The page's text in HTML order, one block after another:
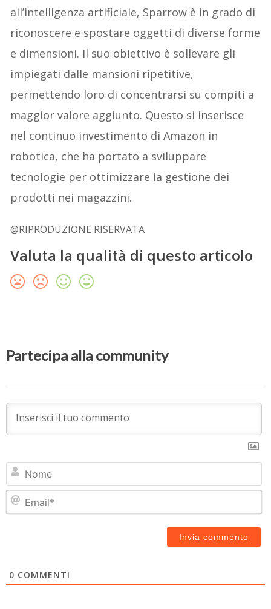
all’intelligenza artificiale, Sparrow è in grado di
riconoscere e spostare oggetti di diverse forme
e dimensioni. Il suo obiettivo è sollevare gli
impiegati dalle mansioni ripetitive,
permettendo loro di concentrarsi su compiti a
maggior valore aggiunto. Questo si inserisce
nel continuo investimento di Amazon in
robotica, che ha portato a sviluppare
tecnologie per ottimizzare la gestione dei
prodotti nei magazzini.
@RIPRODUZIONE RISERVATA
Valuta la qualità di questo articolo
Partecipa alla community
0 COMMENTI